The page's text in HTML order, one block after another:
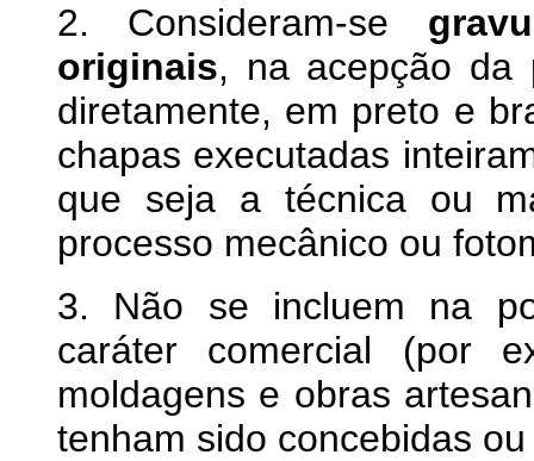
2. Consideram-se
originais, na acepção da
diretamente, em preto e
chapas executadas
que seja a técnica ou
processo mecânico ou
3. Não se incluem na
caráter comercial (por
moldagens e obras
tenham sido concebidas